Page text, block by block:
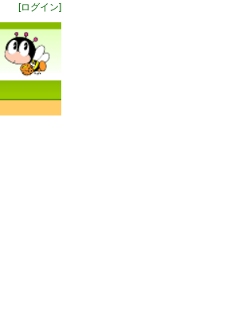
[ログイン]